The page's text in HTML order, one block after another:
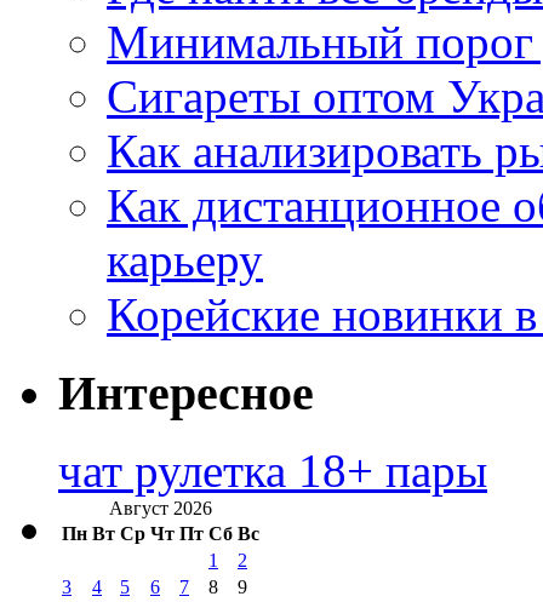
Минимальный порог
Сигареты оптом
Как анализировать
Как дистанционное
карьеру
Корейские новинки
Интересное
чат рулетка 18+ пары
Август 2026
Пн Вт Ср Чт Пт Сб Вс
1
2
3
4 5 6 7 8
9